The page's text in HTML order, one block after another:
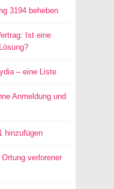
3194 beheben
Ist eine
– eine Liste
Anmeldung und
hinzufügen
verlorener